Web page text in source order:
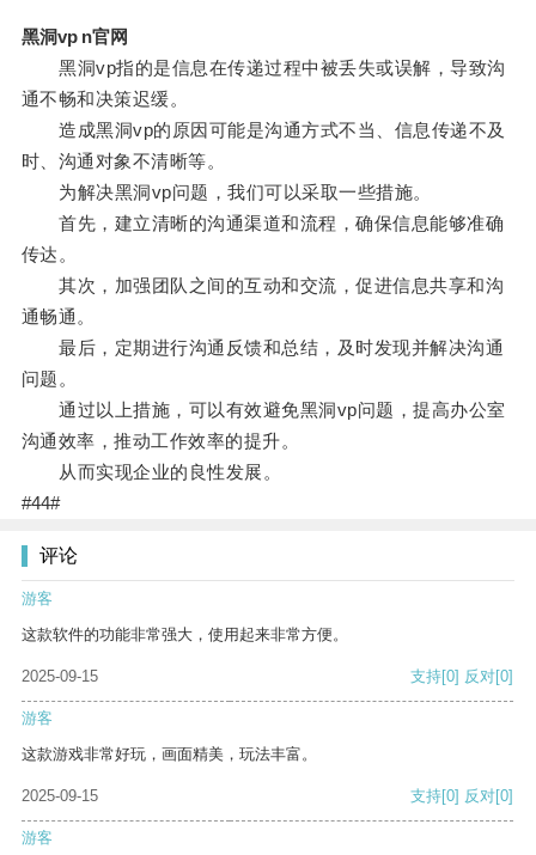
黑洞vp n官网
黑洞vp指的是信息在传递过程中被丢失或误解，导致沟
通不畅和决策迟缓。
造成黑洞vp的原因可能是沟通方式不当、信息传递不及
时、沟通对象不清晰等。
为解决黑洞vp问题，我们可以采取一些措施。
首先，建立清晰的沟通渠道和流程，确保信息能够准确
传达。
其次，加强团队之间的互动和交流，促进信息共享和沟
通畅通。
最后，定期进行沟通反馈和总结，及时发现并解决沟通
问题。
通过以上措施，可以有效避免黑洞vp问题，提高办公室
沟通效率，推动工作效率的提升。
从而实现企业的良性发展。
#44#
评论
游客
这款软件的功能非常强大，使用起来非常方便。
2025-09-15 支持[0] 反对[0]
游客
这款游戏非常好玩，画面精美，玩法丰富。
2025-09-15 支持[0] 反对[0]
游客